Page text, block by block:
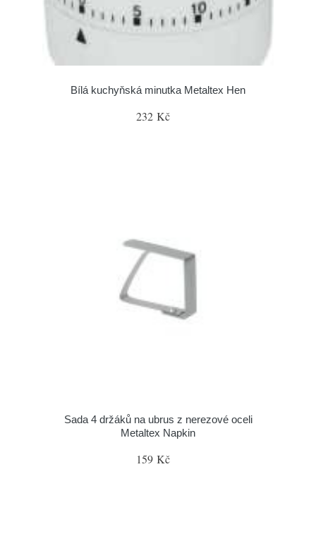
Bílá kuchyňská minutka Metaltex Hen
232 Kč
Sada 4 držáků na ubrus z nerezové oceli
Metaltex Napkin
159 Kč